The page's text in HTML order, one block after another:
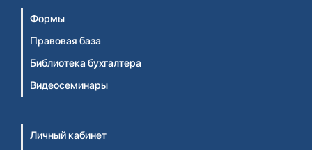
Формы
Правовая база
Библиотека бухгалтера
Видеосеминары
Личный кабинет